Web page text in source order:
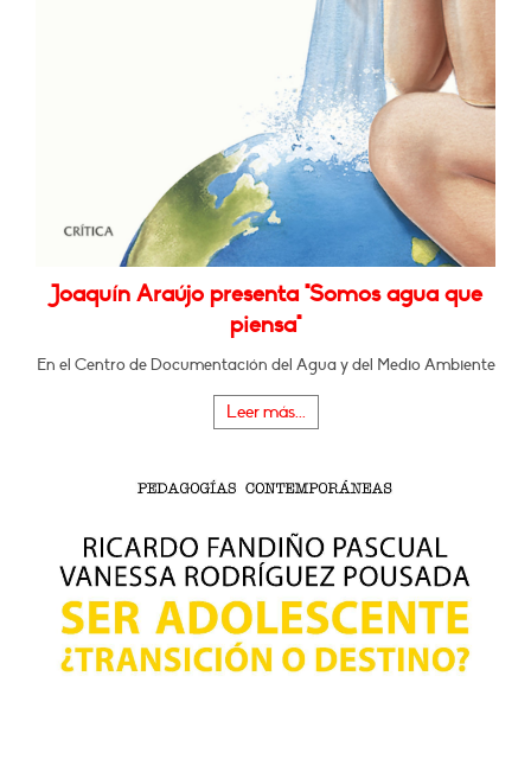
Joaquín Araújo presenta "Somos agua que
piensa"
En el Centro de Documentación del Agua y del Medio Ambiente
Leer más...